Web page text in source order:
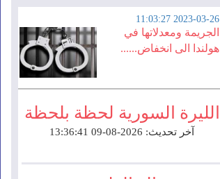
2023-03-26 11:03:27
الجريمة ومعدلاتها في
هولندا الى انخفاض......
الليرة السورية لحظة بلحظة
آخر تحديث: 2026-08-09 13:36:41